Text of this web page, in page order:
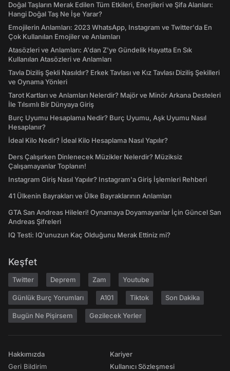
Doğal Taşların Merak Edilen Tüm Etkileri, Enerjileri ve Şifa Alanları:
Hangi Doğal Taş Ne İşe Yarar?
Emojilerin Anlamları: 2023 WhatsApp, Instagram ve Twitter'da En
Çok Kullanılan Emojiler ve Anlamları
Atasözleri ve Anlamları: A'dan Z'ye Gündelik Hayatta En Sık
Kullanılan Atasözleri ve Anlamları
Tavla Diziliş Şekli Nasıldır? Erkek Tavlası ve Kız Tavlası Diziliş Şekilleri
ve Oynama Yönleri
Tarot Kartları ve Anlamları Nelerdir? Majör ve Minör Arkana Desteleri
İle Tılsımlı Bir Dünyaya Giriş
Burç Uyumu Hesaplama Nedir? Burç Uyumu, Aşk Uyumu Nasıl
Hesaplanır?
İdeal Kilo Nedir? İdeal Kilo Hesaplama Nasıl Yapılır?
Ders Çalışırken Dinlenecek Müzikler Nelerdir? Müziksiz
Çalışamayanlar Toplanın!
Instagram Giriş Nasıl Yapılır? Instagram'a Giriş İşlemleri Rehberi
41 Ülkenin Bayrakları ve Ülke Bayraklarının Anlamları
GTA San Andreas Hileleri! Oynamaya Doyamayanlar İçin Güncel San
Andreas Şifreleri
IQ Testi: IQ'unuzun Kaç Olduğunu Merak Ettiniz mi?
Keşfet
Twitter Deprem Zam Youtube
Günlük Burç Yorumları A101 Tiktok Son Dakika
Bugün Ne Pişirsem Gezilecek Yerler
Hakkımızda
Geri Bildirim
Kariyer
Kullanıcı Sözleşmesi